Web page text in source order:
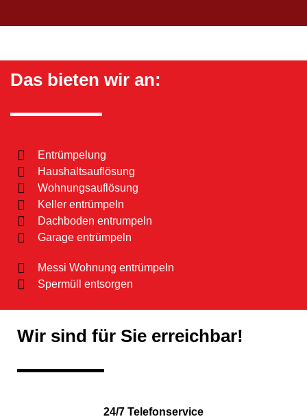
Das bieten wir an:
Entrümpelung
Haushaltsauflösung
Wohnungsauflösung
Keller entrümpeln
Dachboden entrumpeln
Garage entrümpeln
Messi Wohnung entrümpeln
Spermüll entsorgen
Wir sind für Sie erreichbar!
24/7 Telefonservice